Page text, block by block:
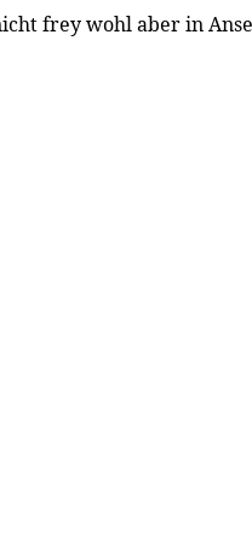
frey wohl aber in